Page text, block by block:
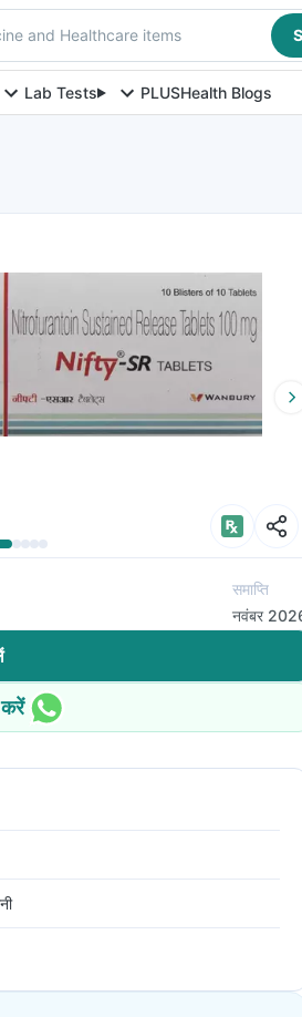
and Healthcare items
Lab Tests PLUSHealth Blogs
समाप्ति
नवंबर
करें